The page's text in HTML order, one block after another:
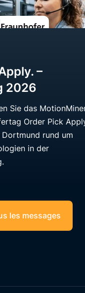
–
2026
Sie das
Order Pick
rund um
in der
les messages